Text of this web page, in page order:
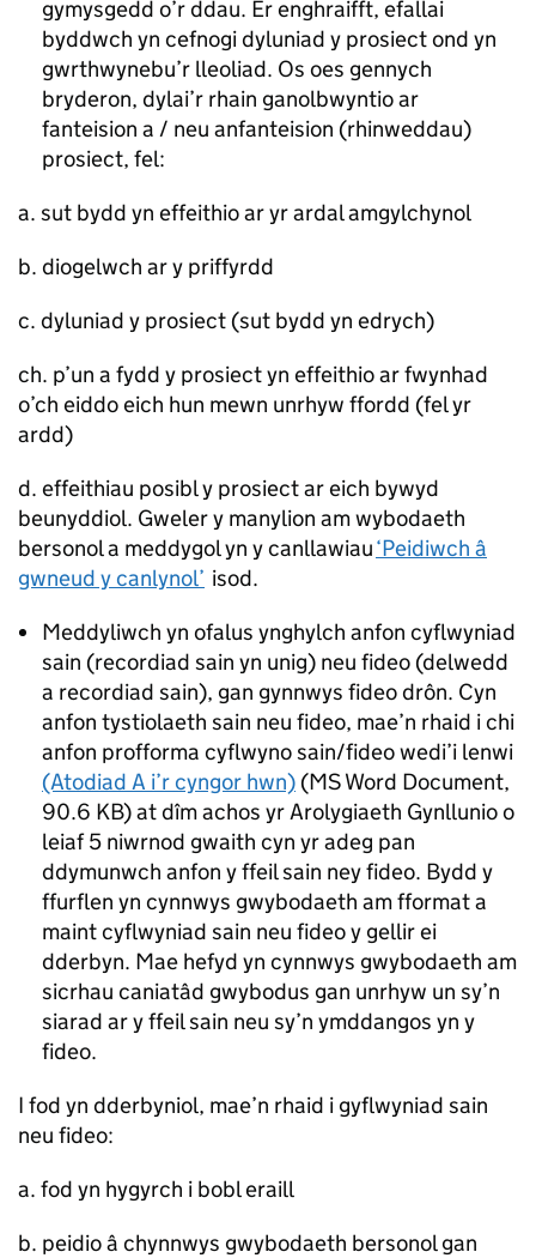
gymysgedd o’r ddau. Er enghraifft, efallai
byddwch yn cefnogi dyluniad y prosiect ond yn
gwrthwynebu’r lleoliad. Os oes gennych
bryderon, dylai’r rhain ganolbwyntio ar
fanteision a / neu anfanteision (rhinweddau)
prosiect, fel:
a. sut bydd yn effeithio ar yr ardal amgylchynol
b. diogelwch ar y priffyrdd
c. dyluniad y prosiect (sut bydd yn edrych)
ch. p’un a fydd y prosiect yn effeithio ar fwynhad
o’ch eiddo eich hun mewn unrhyw ffordd (fel yr
ardd)
d. effeithiau posibl y prosiect ar eich bywyd
beunyddiol. Gweler y manylion am wybodaeth
bersonol a meddygol yn y canllawiau‘Peidiwch â
gwneud y canlynol’ isod.
Meddyliwch yn ofalus ynghylch anfon cyflwyniad
sain (recordiad sain yn unig) neu fideo (delwedd
a recordiad sain), gan gynnwys fideo drôn. Cyn
anfon tystiolaeth sain neu fideo, mae’n rhaid i chi
anfon profforma cyflwyno sain/fideo wedi’i lenwi
(Atodiad A i’r cyngor hwn) (MS Word Document,
90.6 KB)at dîm achos yr Arolygiaeth Gynllunio o
leiaf 5 niwrnod gwaith cyn yr adeg pan
ddymunwch anfon y ffeil sain ney fideo. Bydd y
ffurflen yn cynnwys gwybodaeth am fformat a
maint cyflwyniad sain neu fideo y gellir ei
dderbyn. Mae hefyd yn cynnwys gwybodaeth am
sicrhau caniatâd gwybodus gan unrhyw un sy’n
siarad ar y ffeil sain neu sy’n ymddangos yn y
fideo.
I fod yn dderbyniol, mae’n rhaid i gyflwyniad sain
neu fideo:
a. fod yn hygyrch i bobl eraill
b. peidio â chynnwys gwybodaeth bersonol gan